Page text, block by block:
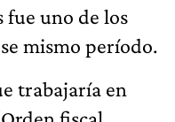
fue uno de los
mismo período.
trabajaría en